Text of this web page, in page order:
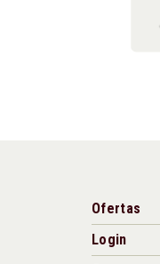
Ofertas
Login